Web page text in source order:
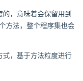
，意味着会保留用到
方法，整个程序集也会
式，基于方法粒度进行